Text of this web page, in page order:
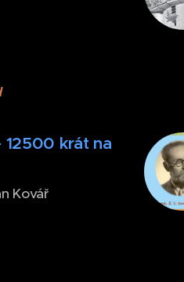
12500 krát na
Kovář